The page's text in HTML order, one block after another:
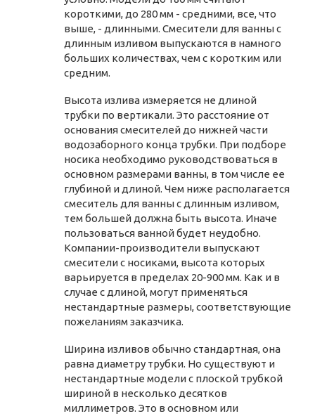
короткими, до 280 мм - средними, все, что
выше, - длинными. Смесители для ванны с
длинным изливом выпускаются в намного
больших количествах, чем с коротким или
средним.
Высота излива измеряется не длиной
трубки по вертикали. Это расстояние от
основания смесителей до нижней части
водозаборного конца трубки. При подборе
носика необходимо руководствоваться в
основном размерами ванны, в том числе ее
глубиной и длиной. Чем ниже располагается
смеситель для ванны с длинным изливом,
тем большей должна быть высота. Иначе
пользоваться ванной будет неудобно.
Компании-производители выпускают
смесители с носиками, высота которых
варьируется в пределах 20-900 мм. Как и в
случае с длиной, могут применяться
нестандартные размеры, соответствующие
пожеланиям заказчика.
Ширина изливов обычно стандартная, она
равна диаметру трубки. Но существуют и
нестандартные модели с плоской трубкой
шириной в несколько десятков
миллиметров. Это в основном или